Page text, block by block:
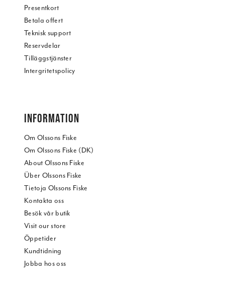
Presentkort
Betala offert
Teknisk support
Reservdelar
Tilläggstjänster
Intergritetspolicy
INFORMATION
Om Olssons Fiske
Om Olssons Fiske (DK)
About Olssons Fiske
Über Olssons Fiske
Tietoja Olssons Fiske
Kontakta oss
Besök vår butik
Visit our store
Öppetider
Kundtidning
Jobba hos oss